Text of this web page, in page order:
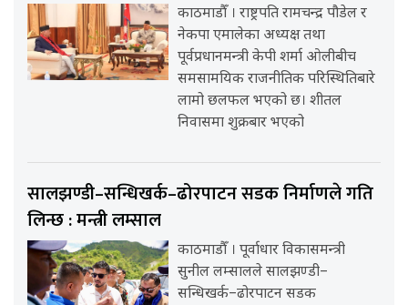
काठमाडौँ । राष्ट्रपति रामचन्द्र पौडेल र
नेकपा एमालेका अध्यक्ष तथा
पूर्वप्रधानमन्त्री केपी शर्मा ओलीबीच
समसामयिक राजनीतिक परिस्थितिबारे
लामो छलफल भएको छ। शीतल
निवासमा शुक्रबार भएको
सालझण्डी–सन्धिखर्क–ढोरपाटन सडक निर्माणले गति
लिन्छ : मन्त्री लम्साल
काठमाडौँ । पूर्वाधार विकासमन्त्री
सुनील लम्सालले सालझण्डी–
सन्धिखर्क–ढोरपाटन सडक